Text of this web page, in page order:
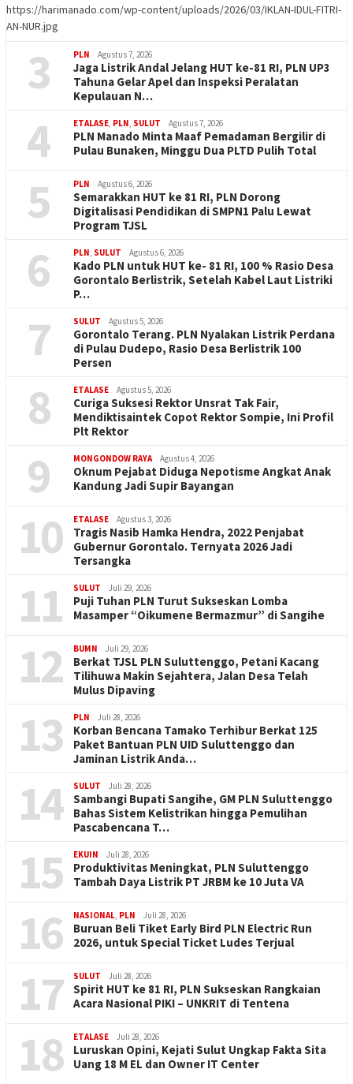
https://harimanado.com/wp-content/uploads/2026/03/IKLAN-IDUL-FITRI-
AN-NUR.jpg
3 PLN Agustus 7, 2026
Jaga Listrik Andal Jelang HUT ke-81 RI, PLN UP3
Tahuna Gelar Apel dan Inspeksi Peralatan
Kepulauan N…
4 ETALASE, PLN, SULUT Agustus 7, 2026
PLN Manado Minta Maaf Pemadaman Bergilir di
Pulau Bunaken, Minggu Dua PLTD Pulih Total
5 PLN Agustus 6, 2026
Semarakkan HUT ke 81 RI, PLN Dorong
Digitalisasi Pendidikan di SMPN1 Palu Lewat
Program TJSL
6 PLN, SULUT Agustus 6, 2026
Kado PLN untuk HUT ke- 81 RI, 100 % Rasio Desa
Gorontalo Berlistrik, Setelah Kabel Laut Listriki
P…
7 SULUT Agustus 5, 2026
Gorontalo Terang. PLN Nyalakan Listrik Perdana
di Pulau Dudepo, Rasio Desa Berlistrik 100
Persen
8 ETALASE Agustus 5, 2026
Curiga Suksesi Rektor Unsrat Tak Fair,
Mendiktisaintek Copot Rektor Sompie, Ini Profil
Plt Rektor
9 MONGONDOW RAYA Agustus 4, 2026
Oknum Pejabat Diduga Nepotisme Angkat Anak
Kandung Jadi Supir Bayangan
10 ETALASE Agustus 3, 2026
Tragis Nasib Hamka Hendra, 2022 Penjabat
Gubernur Gorontalo. Ternyata 2026 Jadi
Tersangka
11 SULUT Juli 29, 2026
Puji Tuhan PLN Turut Sukseskan Lomba
Masamper “Oikumene Bermazmur” di Sangihe
12 BUMN Juli 29, 2026
Berkat TJSL PLN Suluttenggo, Petani Kacang
Tilihuwa Makin Sejahtera, Jalan Desa Telah
Mulus Dipaving
13 PLN Juli 28, 2026
Korban Bencana Tamako Terhibur Berkat 125
Paket Bantuan PLN UID Suluttenggo dan
Jaminan Listrik Anda…
14 SULUT Juli 28, 2026
Sambangi Bupati Sangihe, GM PLN Suluttenggo
Bahas Sistem Kelistrikan hingga Pemulihan
Pascabencana T…
15 EKUIN Juli 28, 2026
Produktivitas Meningkat, PLN Suluttenggo
Tambah Daya Listrik PT JRBM ke 10 Juta VA
16 NASIONAL, PLN Juli 28, 2026
Buruan Beli Tiket Early Bird PLN Electric Run
2026, untuk Special Ticket Ludes Terjual
17 SULUT Juli 28, 2026
Spirit HUT ke 81 RI, PLN Sukseskan Rangkaian
Acara Nasional PIKI – UNKRIT di Tentena
18 ETALASE Juli 28, 2026
Luruskan Opini, Kejati Sulut Ungkap Fakta Sita
Uang 18 M EL dan Owner IT Center